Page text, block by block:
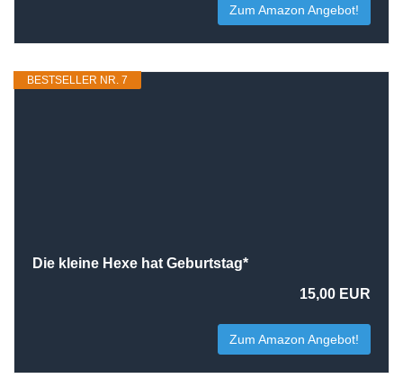
Zum Amazon Angebot!
BESTSELLER NR. 7
Die kleine Hexe hat Geburtstag*
15,00 EUR
Zum Amazon Angebot!